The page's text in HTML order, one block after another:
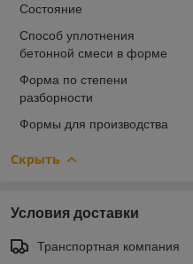
Состояние
Способ уплотнения
бетонной смеси в форме
Форма по степени
разборности
Формы для производства
Скрыть
Условия доставки
Транспортная компания